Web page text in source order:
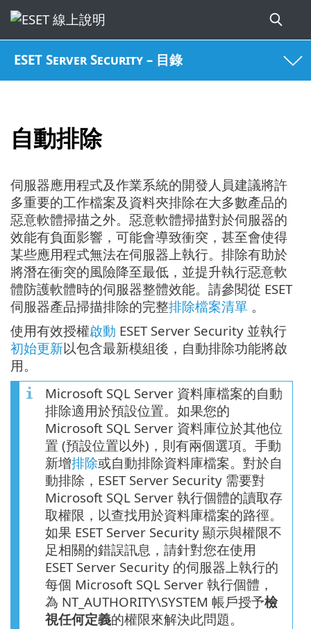
ESET Server Security – 目錄
自動排除
伺服器應用程式及作業系統的開發人員建議將許
多重要的工作檔案及資料夾排除在大多數產品的
惡意軟體掃描之外。惡意軟體掃描對於伺服器的
效能有負面影響，可能會導致衝突，甚至會使得
某些應用程式無法在伺服器上執行。排除有助於
將潛在衝突的風險降至最低，並提升執行惡意軟
體防護軟體時的伺服器整體效能。請參閱從 ESET
伺服器產品掃描排除的完整排除檔案清單 。
使用有效授權啟動 ESET Server Security 並執行
初始更新以包含最新模組後，自動排除功能將啟
用。
Microsoft SQL Server 資料庫檔案的自動
排除適用於預設位置。如果您的
Microsoft SQL Server 資料庫位於其他位
置 (預設位置以外)，則有兩個選項。手動
新增排除或自動排除資料庫檔案。對於自
動排除，ESET Server Security 需要對
Microsoft SQL Server 執行個體的讀取存
取權限，以查找用於資料庫檔案的路徑。
如果 ESET Server Security 顯示與權限不
足相關的錯誤訊息，請針對您在使用
ESET Server Security 的伺服器上執行的
每個 Microsoft SQL Server 執行個體，
為 NT_AUTHORITY\SYSTEM 帳戶授予檢
視任何定義的權限來解決此問題。